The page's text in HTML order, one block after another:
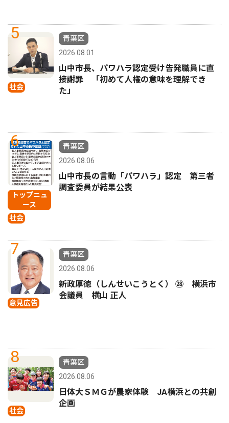
5
社会
青葉区
2026.08.01
山中市長、パワハラ認定受け告発職員に直
接謝罪 「初めて人権の意味を理解でき
た」
6
トップニュ
ース
社会
青葉区
2026.08.06
山中市長の言動「パワハラ」認定 第三者
調査委員が結果公表
7
意見広告
青葉区
2026.08.06
新政厚徳（しんせいこうとく） ㉘ 横浜市
会議員 横山 正人
8
社会
青葉区
2026.08.06
日体大ＳＭＧが農家体験 JA横浜との共創
企画